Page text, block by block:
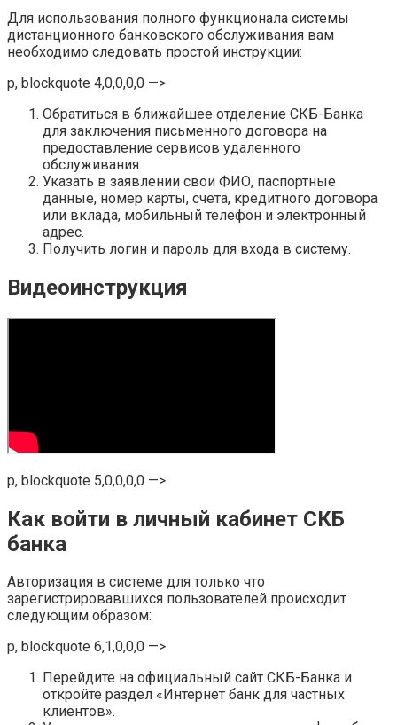
Для использования полного функционала системы
дистанционного банковского обслуживания вам
необходимо следовать простой инструкции:
p, blockquote 4,0,0,0,0 —>
Обратиться в ближайшее отделение СКБ-Банка
для заключения письменного договора на
предоставление сервисов удаленного
обслуживания.
Указать в заявлении свои ФИО, паспортные
данные, номер карты, счета, кредитного договора
или вклада, мобильный телефон и электронный
адрес.
Получить логин и пароль для входа в систему.
Видеоинструкция
p, blockquote 5,0,0,0,0 —>
Как войти в личный кабинет СКБ
банка
Авторизация в системе для только что
зарегистрировавшихся пользователей происходит
следующим образом:
p, blockquote 6,1,0,0,0 —>
Перейдите на официальный сайт СКБ-Банка и
откройте раздел «Интернет банк для частных
клиентов».